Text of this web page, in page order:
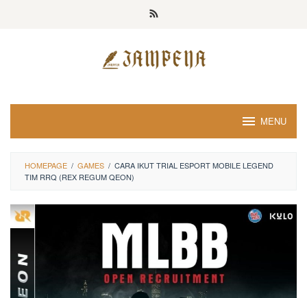
MENU
HOMEPAGE / GAMES / CARA IKUT TRIAL ESPORT MOBILE LEGEND
TIM RRQ (REX REGUM QEON)